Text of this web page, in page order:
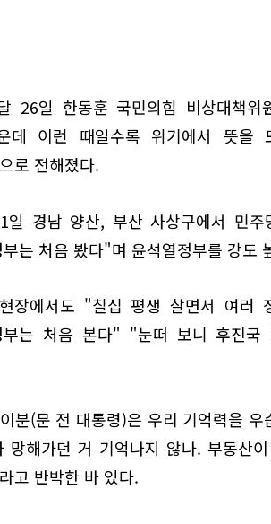
26일 한동훈 국민의힘 비상대책위
데 이런 때일수록 위기에서 뜻을
로 전해졌다.
경남 양산, 부산 사상구에서 민주
는 처음 봤다"며 윤석열정부를 강도
장에서도 "칠십 평생 살면서 여러
는 처음 본다" "눈떠 보니 후진국
분(문 전 대통령)은 우리 기억력을
해가던 거 기억나지 않나. 부동산
고 반박한 바 있다.